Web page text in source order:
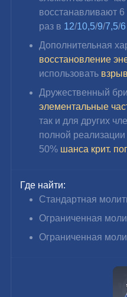
восстанавливают 6
раз в 12/10,5/9/7,5/
Дополнительная
восстановление
использовать
Дружественный
элементальные
так и для других
полной реализации
50% шанса крит.
Где найти:
Стандартная
Ограниченная
Ограниченная